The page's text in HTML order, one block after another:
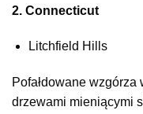
2. Connecticut
Litchfield Hills
Pofałdowane
drzewami mieniącymi